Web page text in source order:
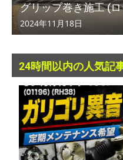
グリップ巻き施工 (
2024年11月18日
24時間以内の人気記